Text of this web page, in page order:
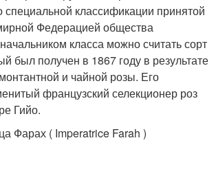
классификации принятой
Федерацией общества
класса можно считать сорт
был получен в 1867 году в результате
и чайной розы. Его
французский селекционер роз
Гийо.
Фарах ( Imperatrice Farah )